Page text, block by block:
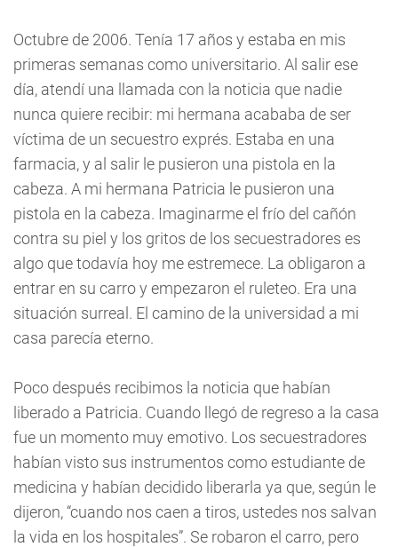
Octubre de 2006. Tenía 17 años y estaba en mis
primeras semanas como universitario. Al salir ese
día, atendí una llamada con la noticia que nadie
nunca quiere recibir: mi hermana acababa de ser
víctima de un secuestro exprés. Estaba en una
farmacia, y al salir le pusieron una pistola en la
cabeza. A mi hermana Patricia le pusieron una
pistola en la cabeza. Imaginarme el frío del cañón
contra su piel y los gritos de los secuestradores es
algo que todavía hoy me estremece. La obligaron a
entrar en su carro y empezaron el ruleteo. Era una
situación surreal. El camino de la universidad a mi
casa parecía eterno.
Poco después recibimos la noticia que habían
liberado a Patricia. Cuando llegó de regreso a la casa
fue un momento muy emotivo. Los secuestradores
habían visto sus instrumentos como estudiante de
medicina y habían decidido liberarla ya que, según le
dijeron, “cuando nos caen a tiros, ustedes nos salvan
la vida en los hospitales”. Se robaron el carro, pero